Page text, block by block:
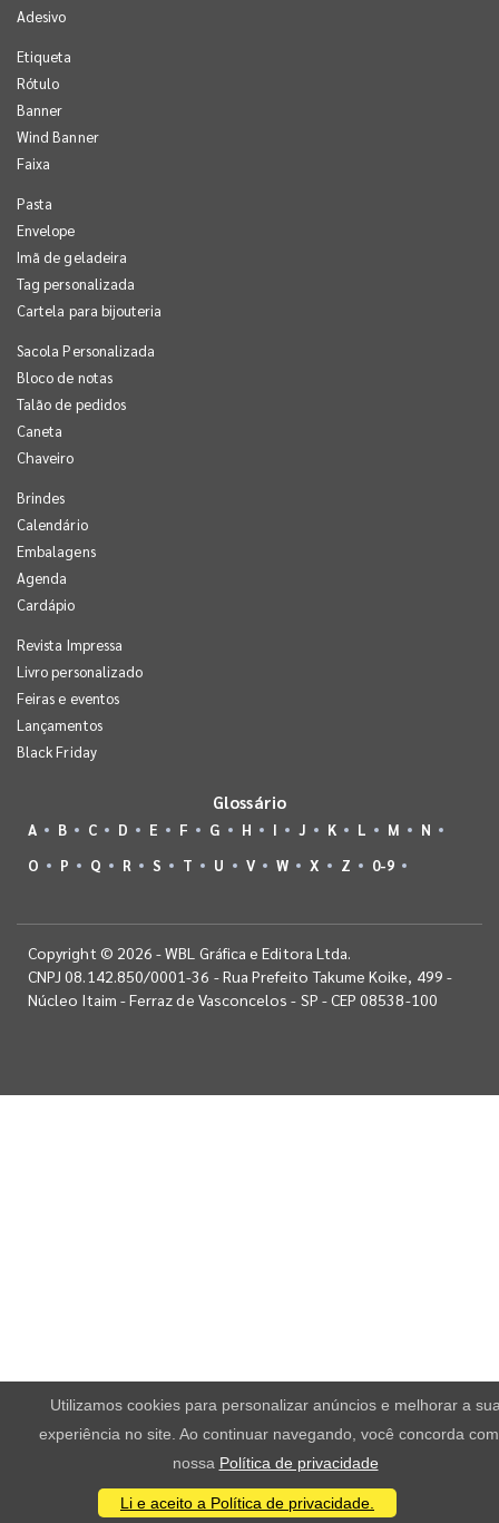
Adesivo
Etiqueta
Rótulo
Banner
Wind Banner
Faixa
Pasta
Envelope
Imã de geladeira
Tag personalizada
Cartela para bijouteria
Sacola Personalizada
Bloco de notas
Talão de pedidos
Caneta
Chaveiro
Brindes
Calendário
Embalagens
Agenda
Cardápio
Revista Impressa
Livro personalizado
Feiras e eventos
Lançamentos
Black Friday
Glossário
A B C D E F G H I J K L M
N
O
P Q R S T U V W X Z 0-9
Copyright © 2026 - WBL Gráfica e Editora Ltda.
CNPJ 08.142.850/0001-36 - Rua Prefeito Takume Koike, 499 -
Núcleo Itaim - Ferraz de Vasconcelos - SP - CEP 08538-100
Utilizamos cookies para personalizar anúncios e melhorar a
experiência no site. Ao continuar navegando, você concorda
nossa Política de privacidade
Li e aceito a Política de privacidade.